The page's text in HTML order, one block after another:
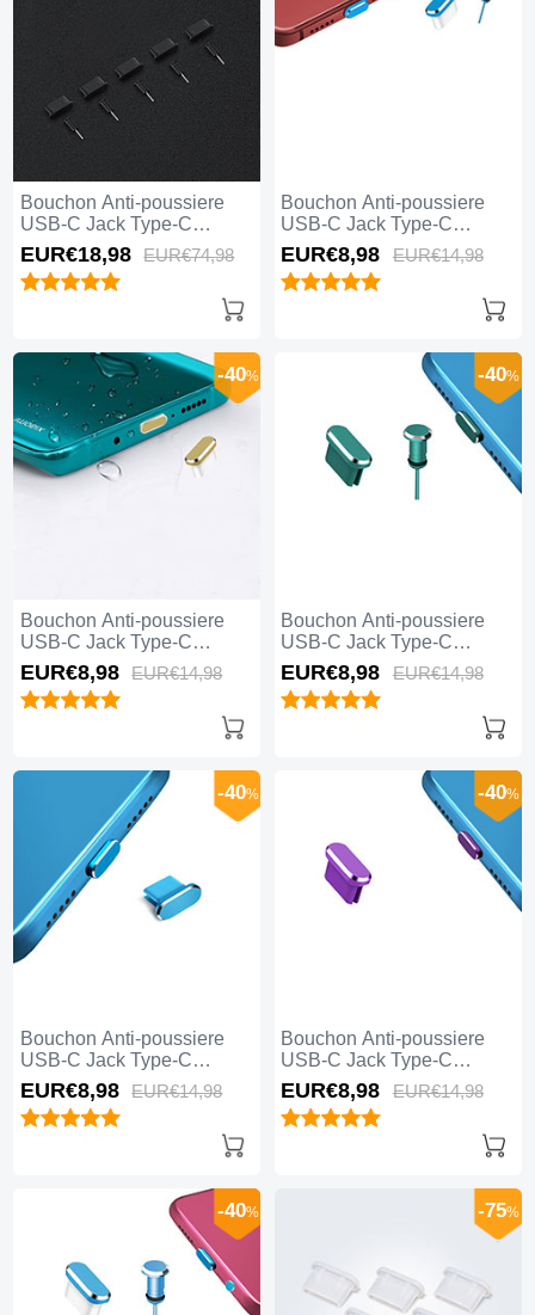
Bouchon Anti-poussiere
USB-C Jack Type-C
Universel 5PCS H02 pour
Apple iPhone 15 Pro Noir
EUR€18,98 EUR€74,98
Bouchon Anti-poussiere
USB-C Jack Type-C
Universel H17 pour Apple
iPhone 15 Pro Bleu
EUR€8,98 EUR€14,98
Bouchon Anti-poussiere
USB-C Jack Type-C
Universel H16 pour Apple
iPhone 15 Pro Or
-40%
EUR€8,98 EUR€14,98
Bouchon Anti-poussiere
USB-C Jack Type-C
Universel H15 pour Apple
iPhone 15 Pro Vert
-40%
EUR€8,98 EUR€14,98
Bouchon Anti-poussiere
USB-C Jack Type-C
Universel H14 pour Apple
iPhone 15 Pro Bleu
-40%
EUR€8,98 EUR€14,98
Bouchon Anti-poussiere
USB-C Jack Type-C
Universel H13 pour Apple
iPhone 15 Pro Violet
-40%
EUR€8,98 EUR€14,98
-40% -75%